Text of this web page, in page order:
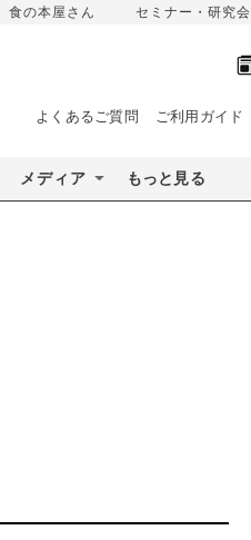
食の本屋さん セミナー・研究会
よくあるご質問 ご利用ガイド
メディア もっと見る